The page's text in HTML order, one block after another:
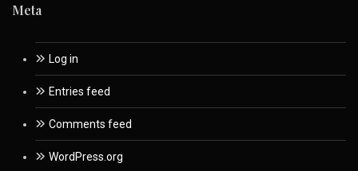
Meta
Log in
Entries feed
Comments feed
WordPress.org